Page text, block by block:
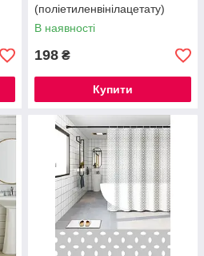
(поліетиленвінілацетату)
(Колір білий 3-Д) (ZX6094)
В наявності
198 ₴
Купити